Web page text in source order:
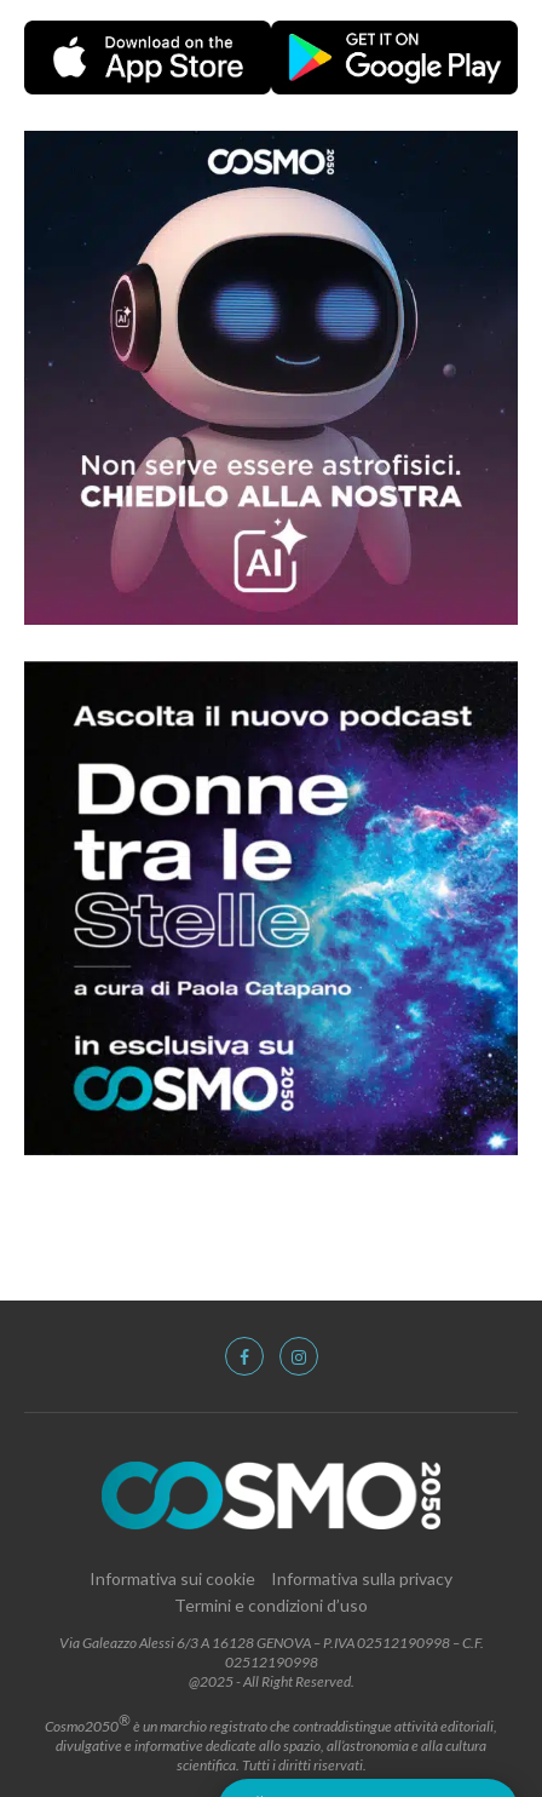
Informativa sui cookie
Informativa sulla privacy
Termini e condizioni d’uso
Via Galeazzo Alessi 6/3 A 16128 GENOVA – P.IVA 02512190998 – C.F.
02512190998
@2025 - All Right Reserved.
Cosmo2050®è un marchio registrato che contraddistingue attività editoriali,
divulgative e informative dedicate allo spazio, all’astronomia e alla cultura
scientifica. Tutti i diritti riservati.